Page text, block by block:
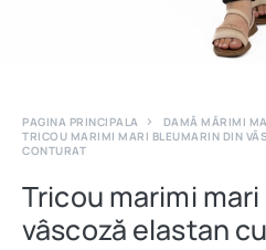
PAGINA PRINCIPALA
DAMĂ MĂRIMI
TRICOU MARIMI MARI BLEUMARIN DIN
CONTURAT
Tricou marimi
vâscoză elastan